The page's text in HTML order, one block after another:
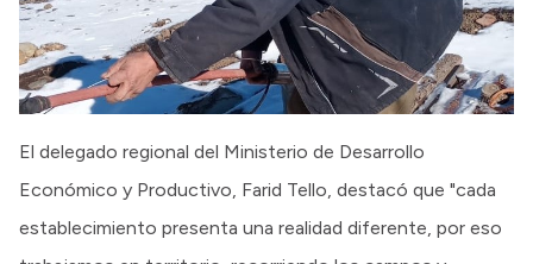
El delegado regional del Ministerio de Desarrollo
Económico y Productivo, Farid Tello, destacó que "cada
establecimiento presenta una realidad diferente, por eso